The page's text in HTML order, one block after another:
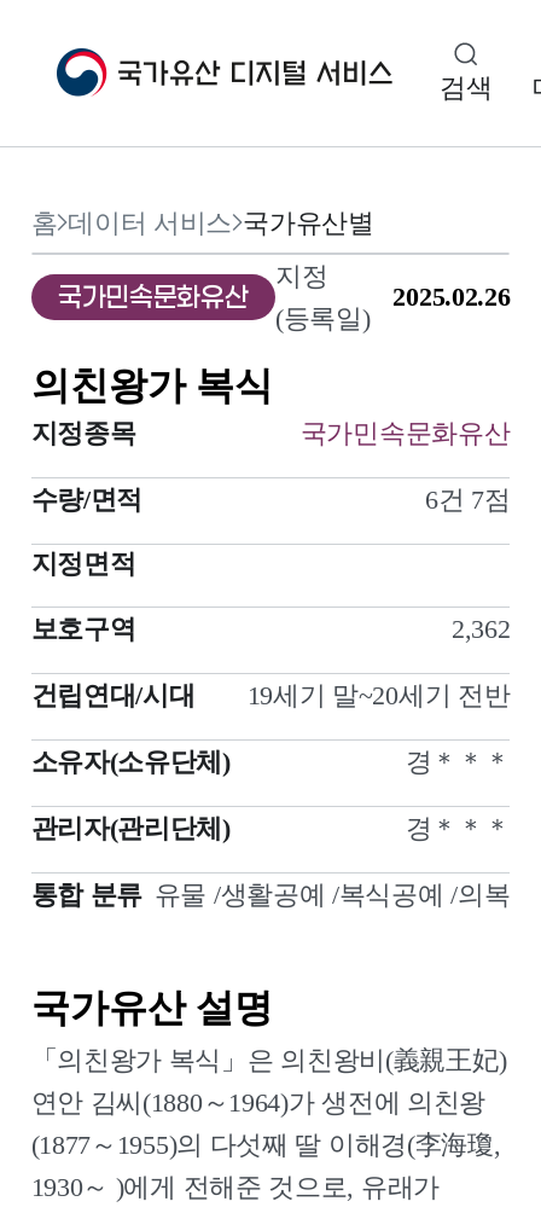
검색
홈 데이터 서비스 국가유산별
국가민속문화유산
지정
(등록일)
2025.02.26
의친왕가 복식
지정종목 국가민속문화유산
수량/면적 6건 7점
지정면적
보호구역 2,362
건립연대/시대 19세기 말~20세기 전반
소유자(소유단체) 경＊＊＊
관리자(관리단체) 경＊＊＊
통합 분류 유물 /생활공예 /복식공예 /의복
국가유산 설명
「의친왕가 복식」은 의친왕비(義親王妃)
연안 김씨(1880～1964)가 생전에 의친왕
(1877～1955)의 다섯째 딸 이해경(李海瓊,
1930～ )에게 전해준 것으로, 유래가